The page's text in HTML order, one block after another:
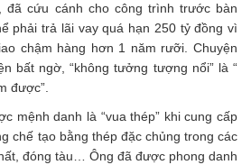
đã cứu cánh cho công trình trước bàn
phải trả lãi vay quá hạn 250 tỷ đồng vì
chậm hàng hơn 1 năm rưỡi. Chuyện
bất ngờ, “không tưởng tượng nổi” là “
được”.
mệnh danh là “vua thép” khi cung cấp
chế tạo bằng thép đặc chủng trong các
đóng tàu… Ông đã được phong danh